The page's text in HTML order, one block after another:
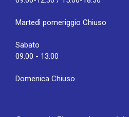
Martedì pomeriggio Chiuso
Sabato
09:00 - 13:00
Domenica Chiuso